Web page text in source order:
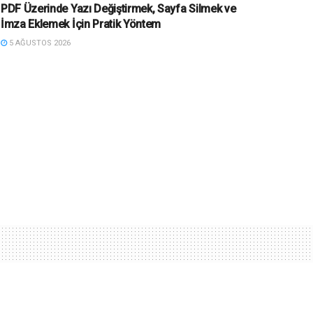
PDF Üzerinde Yazı Değiştirmek, Sayfa Silmek ve
İmza Eklemek İçin Pratik Yöntem
5 AĞUSTOS 2026